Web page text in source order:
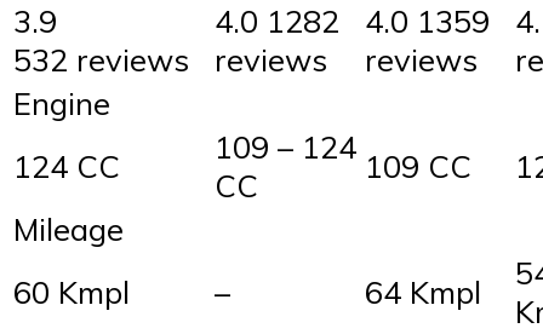
3.9
532 reviews
4.0 1282
reviews
4.0 1359
reviews
Engine
124 CC
109 – 124
CC
109 CC
Mileage
60 Kmpl
– 64 Kmpl